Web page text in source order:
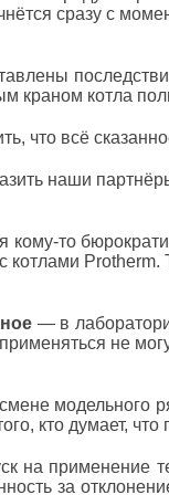
сразу с
краном котла
что всё
наши
кому-то
котлами
— в
не
модельного
кто думает,
на применение
за